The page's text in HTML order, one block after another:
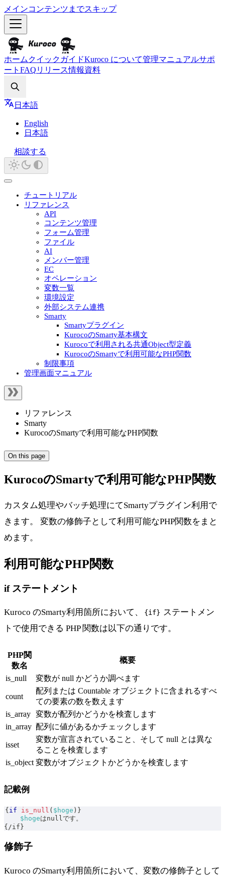
メインコンテンツまでスキップ
ホーム クイックガイドKuroco について管理マニュアルサポ
ート FAQ リリース情報資料
日本語
English
日本語
相談する
チュートリアル
リファレンス
API
コンテンツ管理
フォーム管理
ファイル
AI
メンバー管理
EC
オペレーション
変数一覧
環境設定
外部システム連携
Smarty
Smartyプラグイン
KurocoのSmarty基本構文
Kurocoで利用される共通Object型定義
KurocoのSmartyで利用可能なPHP関数
制限事項
管理画面マニュアル
リファレンス
Smarty
KurocoのSmartyで利用可能なPHP関数
On this page
KurocoのSmartyで利用可能なPHP関数
カスタム処理やバッチ処理にてSmartyプラグイン利用で
きます。 変数の修飾子として利用可能なPHP関数をまと
めます。
利用可能なPHP関数
if ステートメント
Kuroco のSmarty利用箇所において、 {if} ステートメン
トで使用できる PHP 関数は以下の通りです。
PHP関
数名
概要
is_null 変数が null かどうか調べます
count
配列または Countable オブジェクトに含まれるすべ
ての要素の数を数えます
is_array 変数が配列かどうかを検査します
in_array 配列に値があるかチェックします
isset
変数が宣言されていること、そして null とは異な
ることを検査します
is_object 変数がオブジェクトかどうかを検査します
記載例
{ if is_null ( $hoge ) }
$hogeはnullです。
{ /if }
修飾子
Kuroco のSmarty利用箇所において、変数の修飾子として